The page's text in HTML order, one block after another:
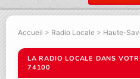
Accueil > Radio Locale > Haute-
LA RADIO LOCALE DANS
74100